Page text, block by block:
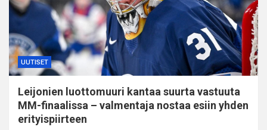
UUTISET
Leijonien luottomuuri kantaa suurta vastuuta
MM-finaalissa – valmentaja nostaa esiin yhden
erityispiirteen